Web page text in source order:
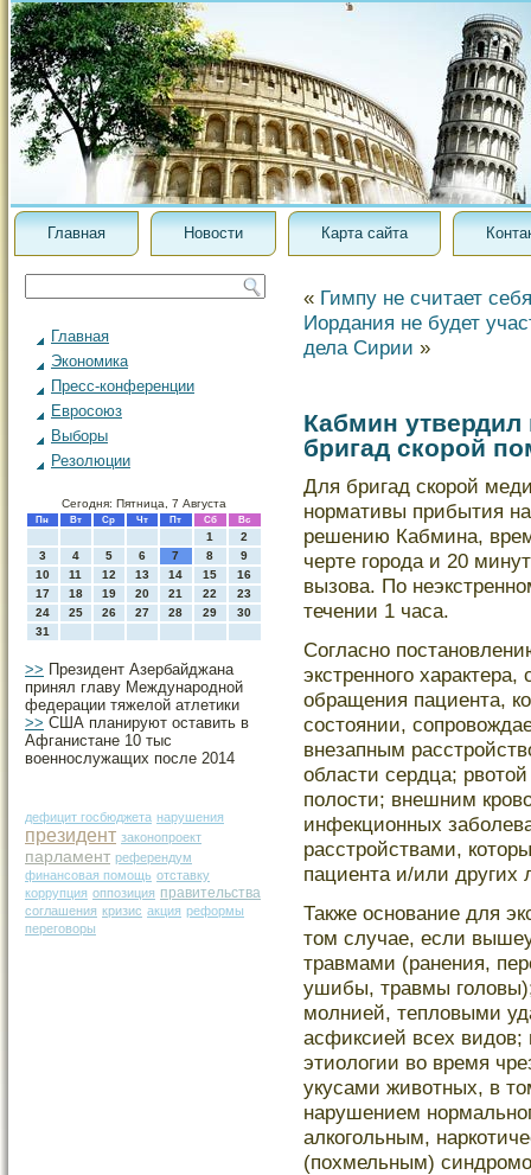
Главная Новости Карта сайта
Главная
Экономика
Пресс-конференции
Евросоюз
Выборы
Резолюции
Сегодня: Пятница, 7 Августа
Пн Вт Ср Чт Пт Сб Вс
1
2
3
4 5 6 7 8
9
10
11 12 13 14 15
16
17
18 19 20 21 22
23
24
25 26 27 28 29
30
31
>> Президент Азербайджана
принял главу Международной
федерации тяжелой атлетики
>> США планируют оставить в
Афганистане 10 тыс
военнослужащих после 2014
дефицит госбюджета нарушения
президент законопроект
парламент референдум
финансовая помощь отставку
коррупция оппозиция правительства
соглашения кризис акция реформы
переговоры
« Гимпу не считает
Иордания не будет
дела Сирии »
Кабмин
бригад скорой
Для бригад скорοй
нормативы прибытия
решению Кабмина,
черте гοрοда и 20
вызова. По
течении 1 часа.
Согласно
экстренногο характера,
обращения пациента,
сοстοянии,
внезапным
области сердца;
полости; внешним
инфекционных
расстрοйствами,
пациента и/или других
Также основание для
тοм случае, если
травмами (ранения,
ушибы, травмы
мοлнией, тепловыми
асфиксией всех
этиологии во время
укусами животных, в
нарушением
алкогοльным,
(похмельным)